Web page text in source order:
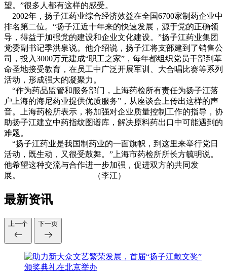
望。”很多人都有这样的感受。
2002年，扬子江药业综合经济效益在全国6700家制药企业中
排名第二位。“扬子江近十年来的快速发展，源于党的正确领
导，得益于加强党的建设和企业文化建设。”扬子江药业集团
党委副书记季洪泉说。他介绍说，扬子江将支部建到了销售公
司，投入3000万元建成“职工之家”，每年都组织党员干部到革
命圣地接受教育，在员工中广泛开展军训、大合唱比赛等系列
活动，形成强大的凝聚力。
“作为药品监管和服务部门，上海药检所有责任为扬子江落
户上海的海尼药业提供优质服务”，从座谈会上传出这样的声
音。上海药检所表示，将加强对企业质量控制工作的指导，协
助扬子江建立中药指纹图谱库，解决原料药出口中可能遇到的
难题。
“扬子江药业是我国制药业的一面旗帜，到这里来举行党日
活动，既生动，又很受鼓舞。”上海市药检所所长方毓明说。
他希望这种交流与合作进一步加强，促进双方的共同发
展。 （李江）
最新资讯
上一个 下一页